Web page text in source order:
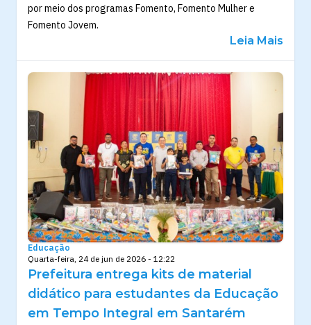
por meio dos programas Fomento, Fomento Mulher e
Fomento Jovem.
Leia Mais
Educação
Quarta-feira, 24 de jun de 2026 - 12:22
Prefeitura entrega kits de material
didático para estudantes da Educação
em Tempo Integral em Santarém